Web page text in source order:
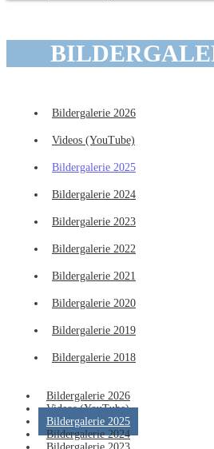
Bildergalerie 2026
Videos (YouTube)
Bildergalerie 2025
Bildergalerie 2024
Bildergalerie 2023
Bildergalerie 2022
Bildergalerie 2021
Bildergalerie 2020
Bildergalerie 2019
Bildergalerie 2018
Bildergalerie 2026
Videos (YouTube)
Bildergalerie 2025
Bildergalerie 2024